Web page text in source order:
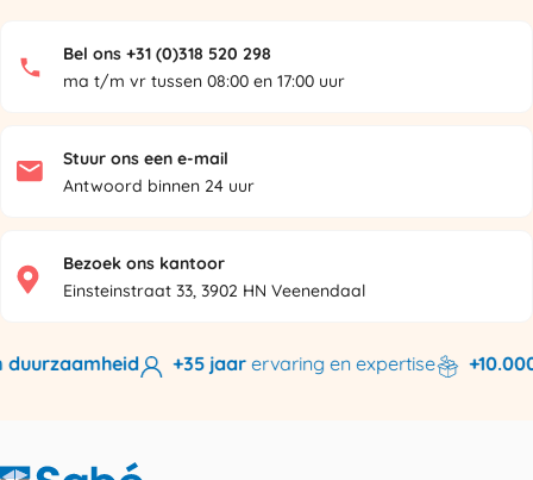
Bel ons +31 (0)318 520 298
ma t/m vr tussen 08:00 en 17:00 uur
Stuur ons een e-mail
Antwoord binnen 24 uur
Bezoek ons kantoor
Einsteinstraat 33, 3902 HN Veenendaal
+35 jaarervaring en expertise +10.000